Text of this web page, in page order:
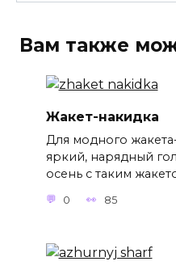
Вам также
Жакет-накидка
Для модного
яркий, нарядный
осень с таким
0 85